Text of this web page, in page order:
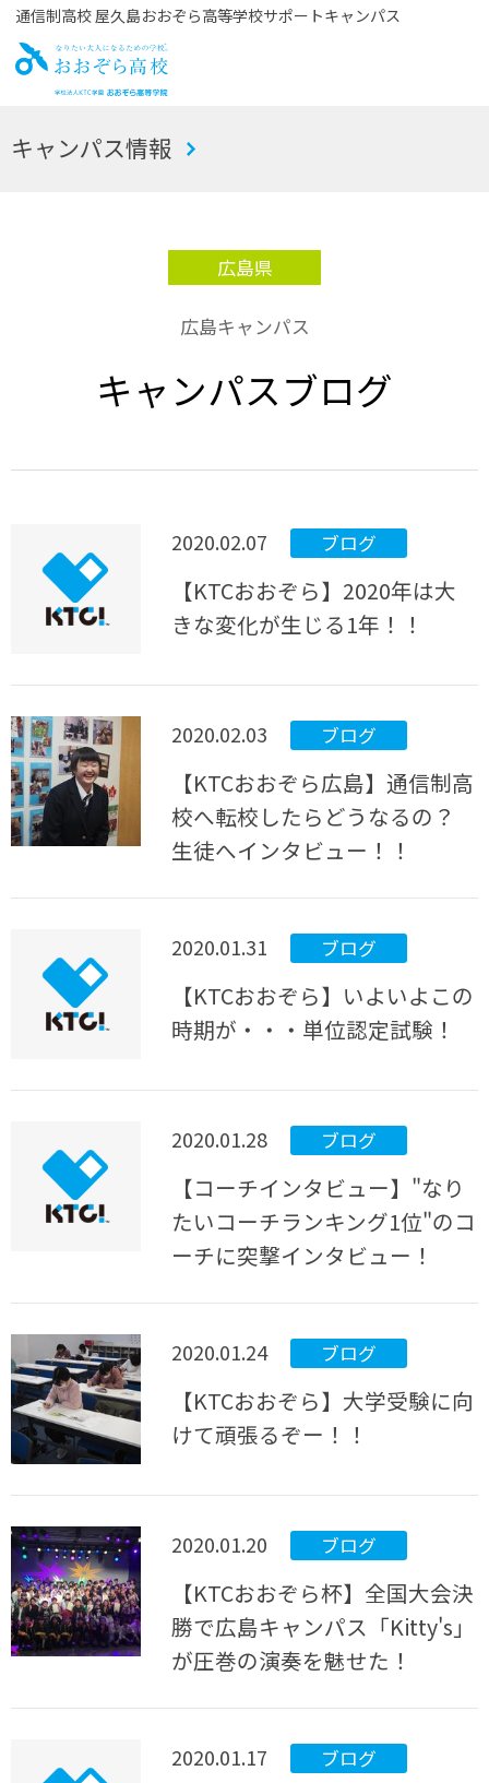
通信制高校 屋久島おおぞら高等学校サポートキャンパス
お
キャンパス情報
広島県
広島キャンパス
キャンパスブログ
2020.02.07 ブログ
【KTCおおぞら】2020年は大
きな変化が生じる1年！！
2020.02.03 ブログ
【KTCおおぞら広島】通信制高
校へ転校したらどうなるの？
生徒へインタビュー！！
2020.01.31 ブログ
【KTCおおぞら】いよいよこの
時期が・・・単位認定試験！
2020.01.28 ブログ
【コーチインタビュー】"なり
たいコーチランキング1位"のコ
ーチに突撃インタビュー！
2020.01.24 ブログ
【KTCおおぞら】大学受験に向
けて頑張るぞー！！
2020.01.20 ブログ
【KTCおおぞら杯】全国大会決
勝で広島キャンパス「Kitty's」
が圧巻の演奏を魅せた！
2020.01.17 ブログ